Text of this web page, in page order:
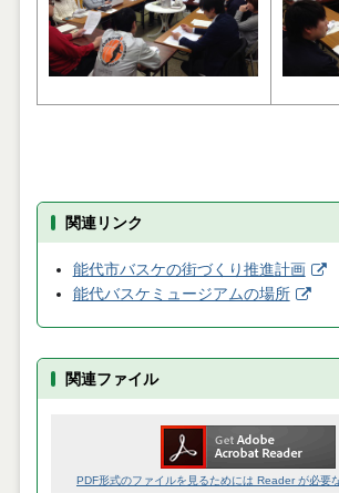
関連リンク
能代市バスケの街づくり推進計画
能代バスケミュージアムの場所
関連ファイル
PDF形式のファイルを見るためには Reader が必要